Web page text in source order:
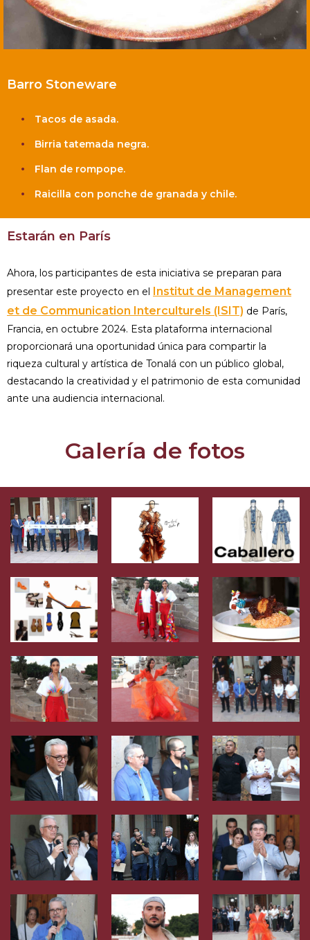
Barro Stoneware
Tacos de asada.
Birria tatemada negra.
Flan de rompope.
Raicilla con ponche de granada y chile.
Estarán en París
Ahora, los participantes de esta iniciativa se preparan para
presentar este proyecto en el Institut de Management
et de Communication Interculturels (ISIT) de París,
Francia, en octubre 2024. Esta plataforma internacional
proporcionará una oportunidad única para compartir la
riqueza cultural y artística de Tonalá con un público global,
destacando la creatividad y el patrimonio de esta comunidad
ante una audiencia internacional.
Galería de fotos